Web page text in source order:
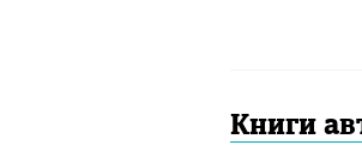
Книги